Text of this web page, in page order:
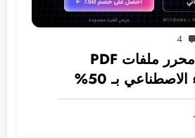
4
برنامج UPDF محرر ملفات PDF
الشامل بالذكاء الاصطناعي بـ 50%